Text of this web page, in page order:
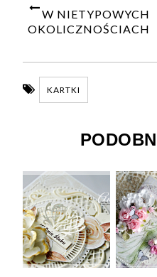
W NIETYPOWYCH
OKOLICZNOŚCIACH
KARTKI